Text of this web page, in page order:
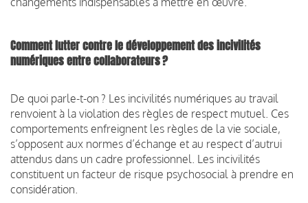
Comment lutter contre le développement des incivilités
numériques entre collaborateurs ?
De quoi parle-t-on ? Les incivilités numériques au travail
renvoient à la violation des règles de respect mutuel. Ces
comportements enfreignent les règles de la vie sociale,
s’opposent aux normes d’échange et au respect d’autrui
attendus dans un cadre professionnel. Les incivilités
constituent un facteur de risque psychosocial à prendre en
considération.